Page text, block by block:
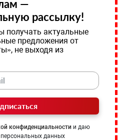
—
рассылку!
получать актуальные
предложения от
не выходя из
конфиденциальности и даю
персональных данных